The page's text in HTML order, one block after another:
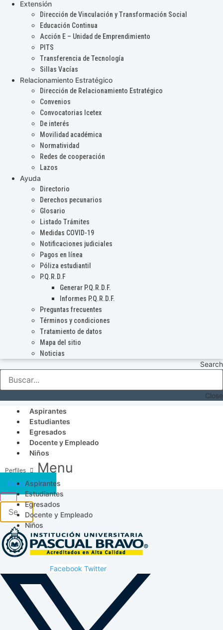
Extensión
Dirección de Vinculación y Transformación Social
Educación Continua
Acción E – Unidad de Emprendimiento
PITS
Transferencia de Tecnología
Sillas Vacías
Relacionamiento Estratégico
Dirección de Relacionamiento Estratégico
Convenios
Convocatorias Icetex
De interés
Movilidad académica
Normatividad
Redes de cooperación
Lazos
Ayuda
Directorio
Derechos pecunarios
Glosario
Listado Trámites
Medidas COVID-19
Notificaciones judiciales
Pagos en línea
Póliza estudiantil
P.Q.R.D.F
Generar P.Q.R.D.F.
Informes P.Q.R.D.F.
Preguntas frecuentes
Términos y condiciones
Tratamiento de datos
Mapa del sitio
Noticias
Search
Close
Aspirantes
Estudiantes
Egresados
Docente y Empleado
Niños
Menu
Aspirantes
Estudiantes
Egresados
Docente y Empleado
Niños
Acceso SICAU
Facebook Twitter